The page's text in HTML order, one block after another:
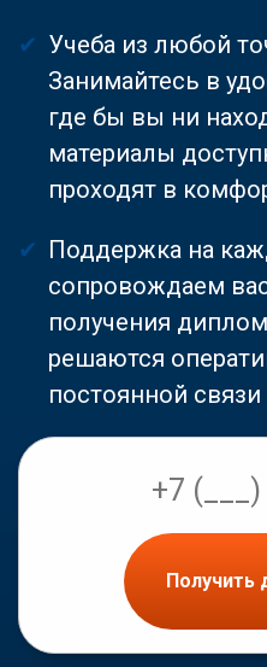
Учеба из любой
Занимайтесь в
где бы вы ни
материалы
проходят в
Поддержка на
сопровождаем
получения
решаются
постоянной связи
Получить